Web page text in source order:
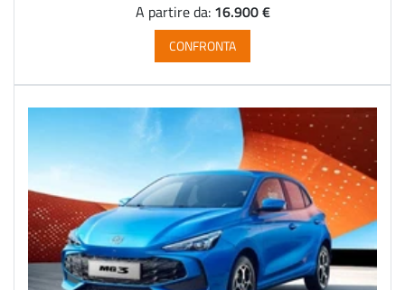
A partire da: 16.900 €
CONFRONTA